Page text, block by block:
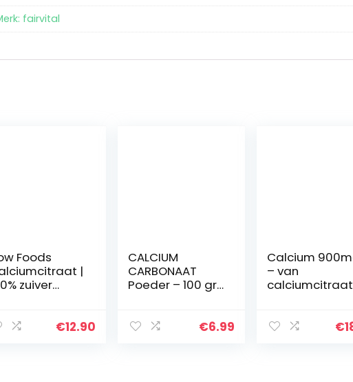
fairvital
Foods
|
zuiver
|
€12.90
CALCIUM
CARBONAAT
Poeder – 100 gr
upformuleringen
€6.99
Calcium
– van
€